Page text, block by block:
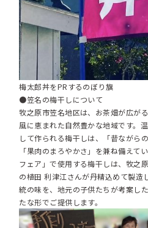
梅太郎丼をPRするのぼり旗
●笠名の梅干しについて
牧之原市笠名地区は、お茶畑が広が
風に恵まれた自然豊かな地域です。
して作られる梅干しは、「昔ながら
「果肉のまろやかさ」を兼ね備えて
フェア」で使用する梅干しは、牧之
の植田 利津江さんが丹精込めて製造
統の味を、地元の子供たちが考案し
たな形でご提供します。